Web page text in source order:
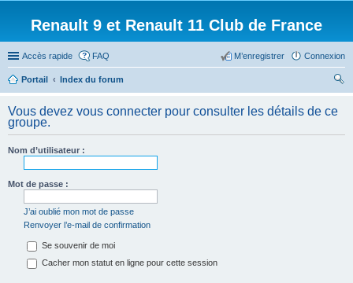
Renault 9 et Renault 11 Club de France
Accès rapide FAQ Connexion
M’enregistrer
Portail
Index du forum
her
ch
Vous devez vous connecter pour consulter les détails de ce
groupe.
Nom d’utilisateur :
Mot de passe :
J’ai oublié mon mot de passe
Renvoyer l’e-mail de confirmation
Se souvenir de moi
Cacher mon statut en ligne pour cette session